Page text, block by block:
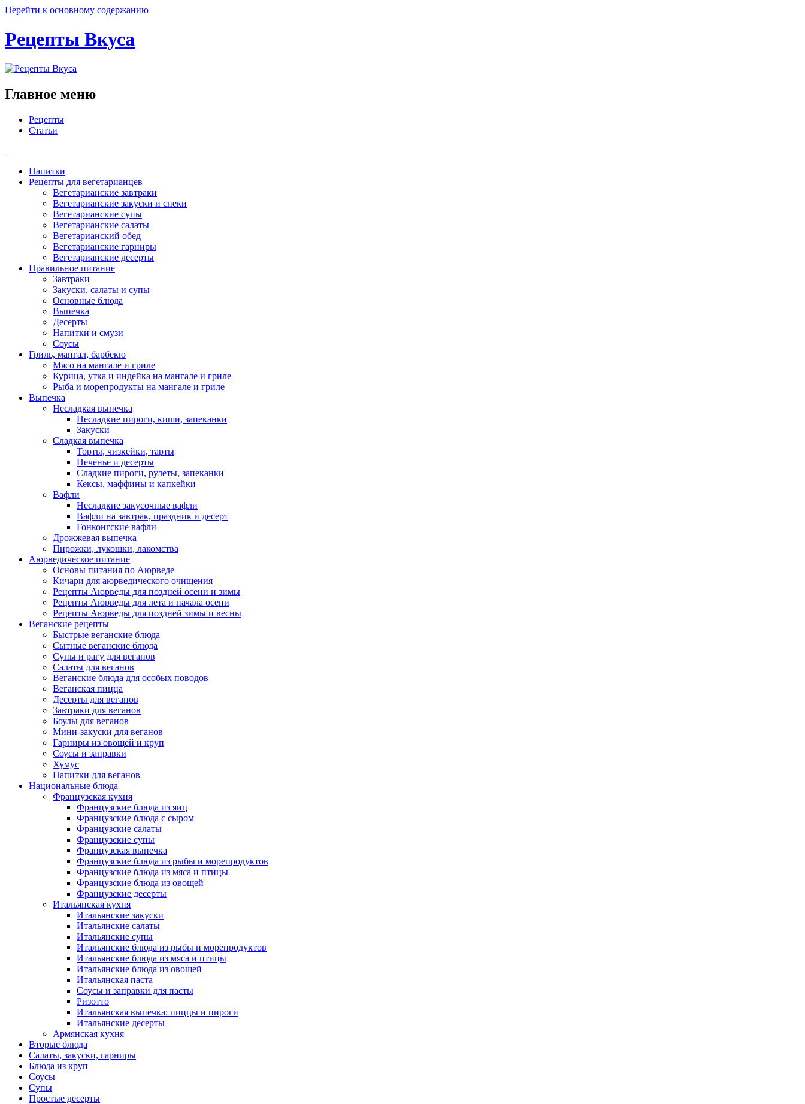
Перейти к основному содержанию
Рецепты Вкуса
Главное меню
Рецепты
Статьи
Напитки
Рецепты для вегетарианцев
Вегетарианские завтраки
Вегетарианские закуски и снеки
Вегетарианские супы
Вегетарианские салаты
Вегетарианский обед
Вегетарианские гарниры
Вегетарианские десерты
Правильное питание
Завтраки
Закуски, салаты и супы
Основные блюда
Выпечка
Десерты
Напитки и смузи
Соусы
Гриль, мангал, барбекю
Мясо на мангале и гриле
Курица, утка и индейка на мангале и гриле
Рыба и морепродукты на мангале и гриле
Выпечка
Несладкая выпечка
Несладкие пироги, киши, запеканки
Закуски
Сладкая выпечка
Торты, чизкейки, тарты
Печенье и десерты
Сладкие пироги, рулеты, запеканки
Кексы, маффины и капкейки
Вафли
Несладкие закусочные вафли
Вафли на завтрак, праздник и десерт
Гонконгские вафли
Дрожжевая выпечка
Пирожки, лукошки, лакомства
Аюрведическое питание
Основы питания по Аюрведе
Кичари для аюрведического очищения
Рецепты Аюрведы для поздней осени и зимы
Рецепты Аюрведы для лета и начала осени
Рецепты Аюрведы для поздней зимы и весны
Веганские рецепты
Быстрые веганские блюда
Сытные веганские блюда
Супы и рагу для веганов
Салаты для веганов
Веганские блюда для особых поводов
Веганская пицца
Десерты для веганов
Завтраки для веганов
Боулы для веганов
Мини-закуски для веганов
Гарниры из овощей и круп
Соусы и заправки
Хумус
Напитки для веганов
Национальные блюда
Французская кухня
Французские блюда из яиц
Французские блюда с сыром
Французские салаты
Французские супы
Французская выпечка
Французские блюда из рыбы и морепродуктов
Французские блюда из мяса и птицы
Французские блюда из овощей
Французские десерты
Итальянская кухня
Итальянские закуски
Итальянские салаты
Итальянские супы
Итальянские блюда из рыбы и морепродуктов
Итальянские блюда из мяса и птицы
Итальянские блюда из овощей
Итальянская паста
Соусы и заправки для пасты
Ризотто
Итальянская выпечка: пиццы и пироги
Итальянские десерты
Армянская кухня
Вторые блюда
Салаты, закуски, гарниры
Блюда из круп
Соусы
Супы
Простые десерты